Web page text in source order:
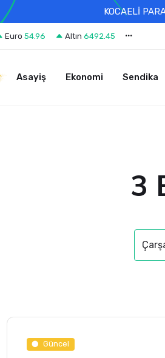
KOCAELİ
Euro 54.96 Altın 6492.45
Asayiş Ekonomi Sendika
3
Güncel